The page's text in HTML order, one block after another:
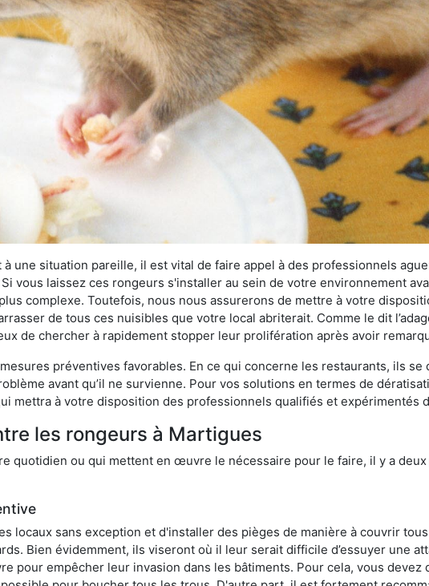
une situation pareille, il est vital de faire appel à des professionnels
vous laissez ces rongeurs s'installer au sein de votre environnement
complexe. Toutefois, nous nous assurerons de mettre à votre
de tous ces nuisibles que votre local abriterait. Comme le dit
de chercher à rapidement stopper leur prolifération après avoir
préventives favorables. En ce qui concerne les restaurants, ils se
avant qu’il ne survienne. Pour vos solutions en termes de
mettra à votre disposition des professionnels qualifiés et expérimentés
les rongeurs à Martigues
quotidien ou qui mettent en œuvre le nécessaire pour le faire, il y a
locaux sans exception et d'installer des pièges de manière à couvrir
Bien évidemment, ils viseront où il leur serait difficile d’essuyer une
pour empêcher leur invasion dans les bâtiments. Pour cela, vous devez